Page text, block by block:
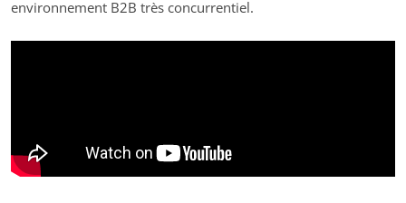
environnement B2B très concurrentiel.